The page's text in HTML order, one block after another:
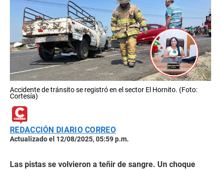
Accidente de tránsito se registró en el sector El Hornito. (Foto:
Cortesía)
REDACCIÓN DIARIO CORREO
Actualizado el 12/08/2025, 05:59 p.m.
Las pistas se volvieron a teñir de sangre. Un choque